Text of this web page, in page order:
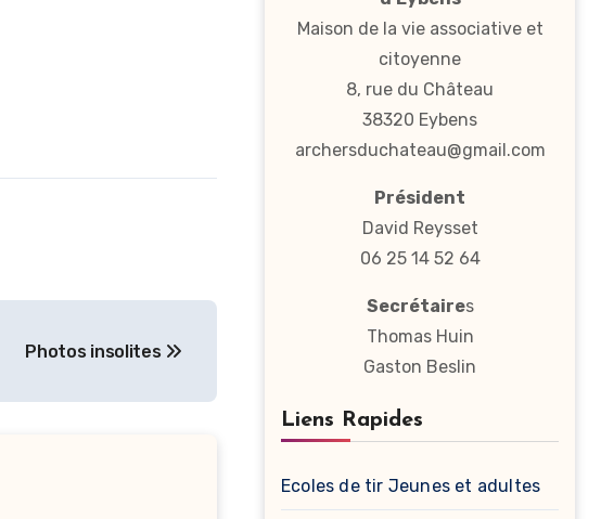
Photos insolites
Maison de la vie associative et
citoyenne
8, rue du Château
38320 Eybens
archersduchateau@gmail.com
Président
David Reysset
06 25 14 52 64
Secrétaires
Thomas Huin
Gaston Beslin
Liens Rapides
Ecoles de tir Jeunes et adultes